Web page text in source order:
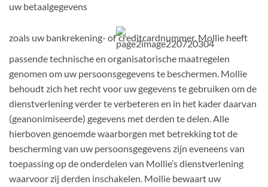
uw betaalgegevens
zoals uw bankrekening- ofcreditcardnummer. Mollie heeft
passende technische en organisatorische maatregelen
genomen om uw persoonsgegevens te beschermen. Mollie
behoudt zich het recht voor uw gegevens te gebruiken om de
dienstverlening verder te verbeteren en in het kader daarvan
(geanonimiseerde) gegevens met derden te delen. Alle
hierboven genoemde waarborgen met betrekking tot de
bescherming van uw persoonsgegevens zijn eveneens van
toepassing op de onderdelen van Mollie’s dienstverlening
waarvoor zij derden inschakelen. Mollie bewaart uw